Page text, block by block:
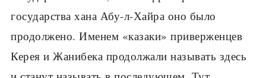
государства хана Абу-л-Хайра оно было
продолжено. Именем «казаки» приверженцев
Керея и Жанибека продолжали называть здесь